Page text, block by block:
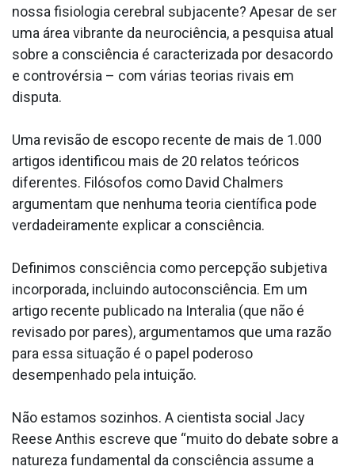
nossa fisiologia cerebral subjacente? Apesar de ser
uma área vibrante da neurociência, a pesquisa atual
sobre a consciência é caracterizada por desacordo
e controvérsia – com várias teorias rivais em
disputa.
Uma revisão de escopo recente de mais de 1.000
artigos identificou mais de 20 relatos teóricos
diferentes. Filósofos como David Chalmers
argumentam que nenhuma teoria científica pode
verdadeiramente explicar a consciência.
Definimos consciência como percepção subjetiva
incorporada, incluindo autoconsciência. Em um
artigo recente publicado na Interalia (que não é
revisado por pares), argumentamos que uma razão
para essa situação é o papel poderoso
desempenhado pela intuição.
Não estamos sozinhos. A cientista social Jacy
Reese Anthis escreve que “muito do debate sobre a
natureza fundamental da consciência assume a